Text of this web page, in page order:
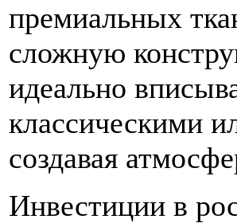
премиальных
сложную
идеально
классическими
создавая
Инвестиции в